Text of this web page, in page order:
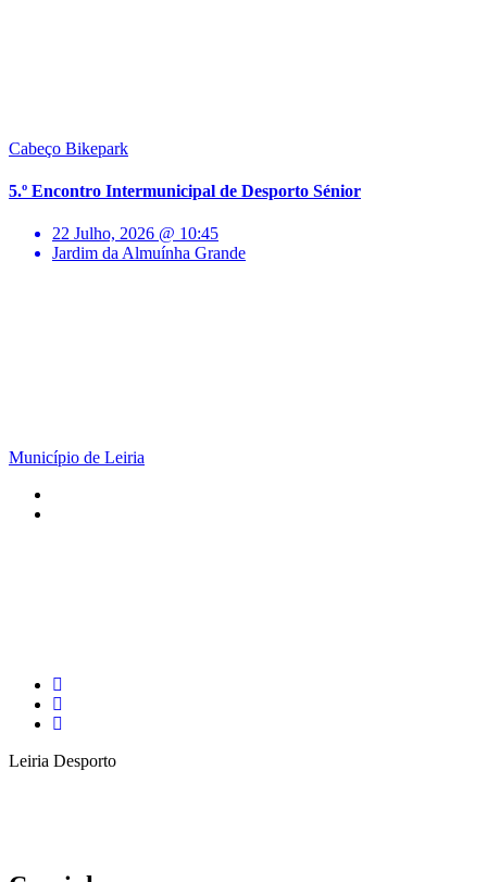
Cabeço Bikepark
5.º Encontro Intermunicipal de Desporto Sénior
22 Julho, 2026 @ 10:45
Jardim da Almuínha Grande
Município de Leiria
Leiria Desporto